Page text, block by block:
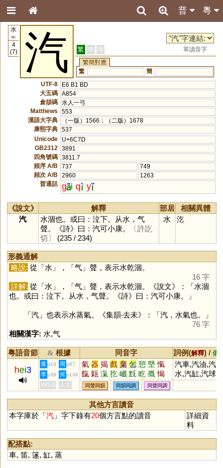
粵
普
水
85
4
(7)
汽 繁 簡 港
單讀音字
繁簡對應
繁
簡
UTF-8
E6 B1 BD
大五碼 A854
倉頡碼 水人一弓
Matthews
553
漢語大字典
（一版）1566；（二版）1678
康熙字典 537
Unicode
U+6C7D
GB2312
3891
四角號碼 3811.7
頻序 A/B
737
749
頻次 A/B
2960
1263
普通話 g i q y
《說文》 解釋 部居
相關異體
汽
水涸也。或曰：泣下。从水，气
聲。《詩》曰：汽可小康。
〔許訖
切〕
(235 / 234)
水 汔
形義通解
略說: 從「 水」，「 气」聲，表示水乾涸。
16 字
詳解: 從「 水」，「 气」聲，表示水乾涸。《說文》：「水涸
也。或曰：泣下。从水，气聲。《詩》曰：汽可小康。」
「 汽」也表示水蒸氣。《集韻‧去未》：「汽，水氣也。」
76 字
相關漢字: 水,气
粵語音節 & 根據 同音字 詞例(解釋) / 備
hei3
黃 p19 周 p87 氣 器 揭 戲 棄 乞 憩 塈 愾
餼 甈 滊 扢 巇 黖 盵 摡 愒
屭 熂 忥 羛 咥 呬 气 怬 齂
鎎
汽車,汽油,汽
水,汽缸,汽球
李 p39 何 p138
HKLS 人文 同聲同韻 同韻同調 同聲同調
其他方言讀音
本字庫於「汽」字下錄有20個方言點的讀音
詳細資
料
配搭點:
車, 笛, 篴, 缸, 蒸